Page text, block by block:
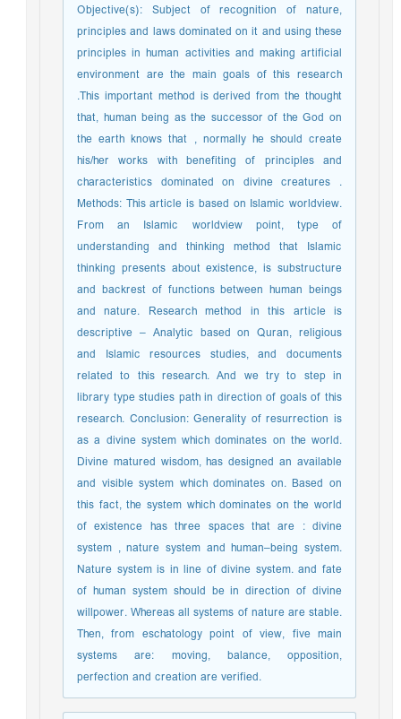
Objective(s): Subject of recognition of nature,
principles and laws dominated on it and using these
principles in human activities and making artificial
environment are the main goals of this research
.This important method is derived from the thought
that, human being as the successor of the God on
the earth knows that , normally he should create
his/her works with benefiting of principles and
characteristics dominated on divine creatures .
Methods: This article is based on Islamic worldview.
From an Islamic worldview point, type of
understanding and thinking method that Islamic
thinking presents about existence, is substructure
and backrest of functions between human beings
and nature. Research method in this article is
descriptive – Analytic based on Quran, religious
and Islamic resources studies, and documents
related to this research. And we try to step in
library type studies path in direction of goals of this
research. Conclusion: Generality of resurrection is
as a divine system which dominates on the world.
Divine matured wisdom, has designed an available
and visible system which dominates on. Based on
this fact, the system which dominates on the world
of existence has three spaces that are : divine
system , nature system and human–being system.
Nature system is in line of divine system. and fate
of human system should be in direction of divine
willpower. Whereas all systems of nature are stable.
Then, from eschatology point of view, five main
systems are: moving, balance, opposition,
perfection and creation are verified.